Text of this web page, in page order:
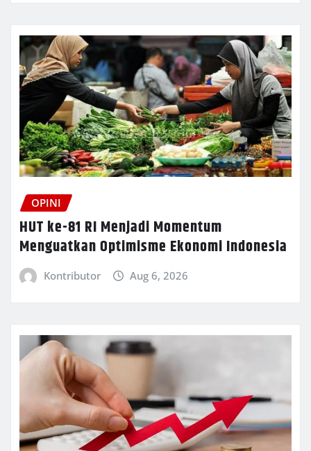
OPINI
HUT ke-81 RI Menjadi Momentum
Menguatkan Optimisme Ekonomi Indonesia
Kontributor Aug 6, 2026